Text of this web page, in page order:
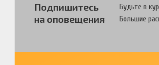
Подпишитесь
на оповещения
Будьте в
Большие